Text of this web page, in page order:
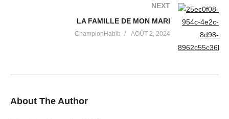
NEXT
LA FAMILLE DE MON MARI
ChampionHabib AOÛT 2, 2024
About The Author